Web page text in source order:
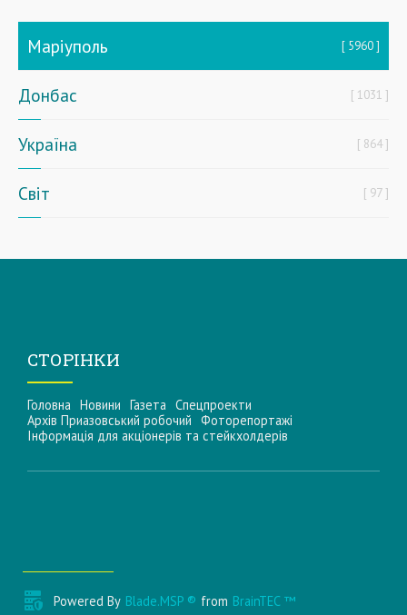
Маріуполь 5960
Донбас 1031
Україна 864
Світ 97
СТОРІНКИ
Головна Новини Газета Спецпроекти
Архів Приазовський робочий Фоторепортажі
Інформацiя для акцiонерiв та стейкхолдерiв
Powered By Blade.MSP ® from BrainTEC ™